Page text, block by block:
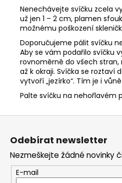
Nenechávejte svíčku zcela
už jen 1 – 2 cm, plamen
možnému poškození
Doporučujeme pálit svíčku
Aby se vám podařilo svíčku
rovnoměrně do všech
až k okraji. Svíčka se roztaví
vytvoří „jezírko“. Tím je i
Palte svíčku na nehořlavém
Z
Odebírat newsletter
Nezmeškejte žádné novinky
E-mail